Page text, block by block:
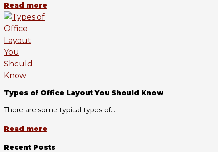
Read more
Types of Office Layout You Should Know
There are some typical types of...
Read more
Recent Posts